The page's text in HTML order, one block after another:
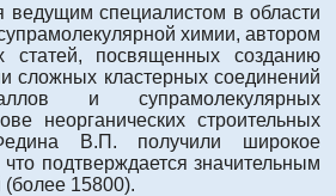
ведущим специалистом в области
химии, автором
статей, посвященных созданию
сложных кластерных соединений
и супрамолекулярных
неорганических строительных
В.П. получили широкое
подтверждается значительным
15800).